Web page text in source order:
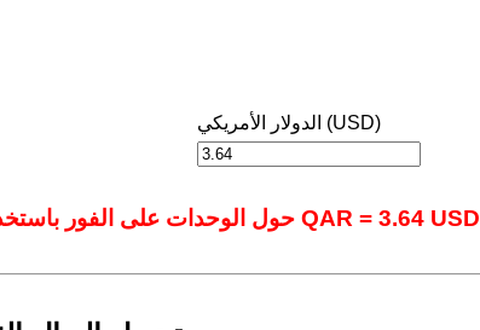
الدولار الأمريكي (USD)
حول الوحدات على الفور باستخدام أداتنا المتقدمة عبر الإنترنت.: 1 QAR = 3.64 USD